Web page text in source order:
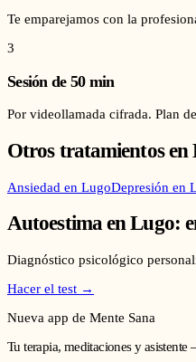
Te emparejamos con la
3
Sesión de 50 min
Por videollamada cifrada. Plan
Otros tratamientos en
Ansiedad en LugoDepresión en
AutoestimaenLugo:
Diagnóstico psicológico
Hacer el test →
Nueva app de Mente Sana
Tu terapia, meditaciones y